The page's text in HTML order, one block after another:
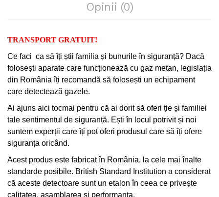
Opinii (0)
TRANSPORT GRATUIT!
Ce faci ca să îți știi familia și bunurile în siguranță? Dacă
folosești aparate care funcționează cu gaz metan, legislația
din România îți recomandă să folosești un echipament
care detectează gazele.
Ai ajuns aici tocmai pentru că ai dorit să oferi ție și familiei
tale sentimentul de siguranță. Ești în locul potrivit și noi
suntem experții care îți pot oferi produsul care să îți ofere
siguranța oricând.
Acest produs este fabricat în România, la cele mai înalte
standarde posibile. British Standard Institution a considerat
că aceste detectoare sunt un etalon în ceea ce privește
calitatea, asamblarea și performanța.